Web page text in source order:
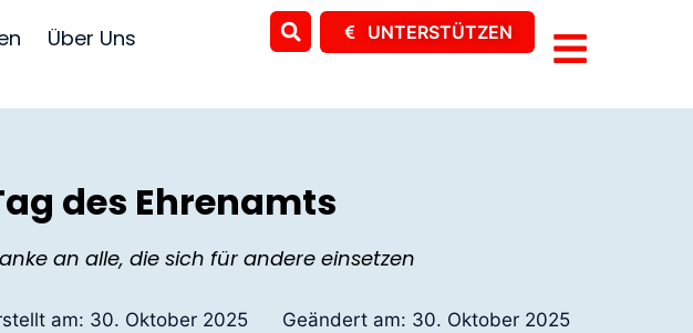
Über Uns
UNTERSTÜTZEN
des Ehrenamts
an alle, die sich für andere einsetzen
am: 30. Oktober 2025 Geändert am: 30. Oktober 2025